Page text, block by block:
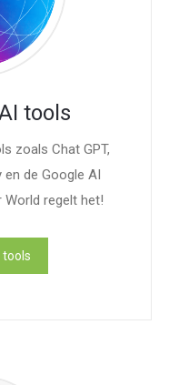
tools
zoals Chat GPT,
en de Google AI
regelt het!
tools